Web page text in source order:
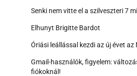
Senki nem vitte el a szilveszteri 7
Elhunyt Brigitte Bardot
Óriási leállással kezdi az új évet az
Gmail-használók, figyelem:
fiókoknál!